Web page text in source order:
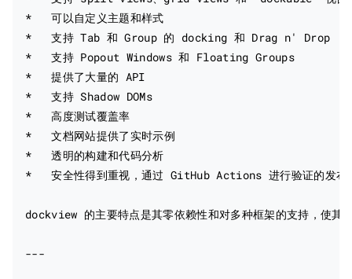
*   可以自定义主题和样式
*   支持 Tab 和 Group 的 docking 和 Drag n' Drop
*   支持 Popout Windows 和 Floating Groups
*   提供了大量的 API
*   支持 Shadow DOMs
*   高度测试覆盖率
*   文档网站提供了实时示例
*   透明的构建和代码分析
*   安全性得到重视，通过 GitHub Actions 进行验证的发布
dockview 的主要特点是其零依赖性和对多种框架的支持，使其
---